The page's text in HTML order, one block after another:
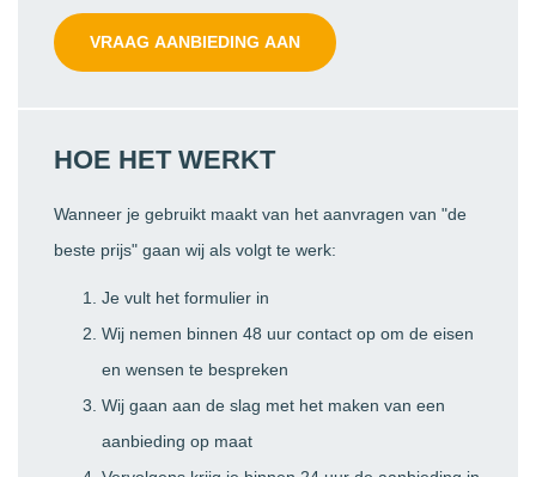
HOE HET WERKT
Wanneer je gebruikt maakt van het aanvragen van "de
beste prijs" gaan wij als volgt te werk:
Je vult het formulier in
Wij nemen binnen 48 uur contact op om de eisen
en wensen te bespreken
Wij gaan aan de slag met het maken van een
aanbieding op maat